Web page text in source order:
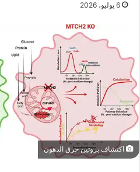
6 يوليو، 2026
اكتشاف بروتين حرق الدهون